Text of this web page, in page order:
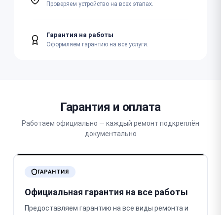
Проверяем устройство на всех этапах.
Гарантия на работы
Оформляем гарантию на все услуги.
Гарантия и оплата
Работаем официально — каждый ремонт подкреплён
документально
ГАРАНТИЯ
Официальная гарантия на все работы
Предоставляем гарантию на все виды ремонта и